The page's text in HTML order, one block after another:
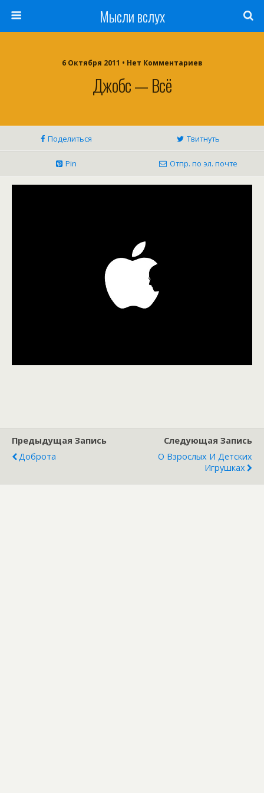
Мысли вслух
6 Октября 2011 • Нет Комментариев
Джобс — Всё
Поделиться Твитнуть
Pin Отпр. по эл. почте
Предыдущая Запись
Доброта
Следующая Запись
О Взрослых И Детских
Игрушках